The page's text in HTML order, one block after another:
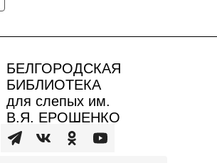
БЕЛГОРОДСКАЯ
БИБЛИОТЕКА
для слепых им.
В.Я. ЕРОШЕНКО